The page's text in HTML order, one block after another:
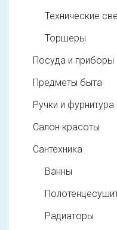
Технические
Торшеры
Посуда и приборы
Предметы быта
Ручки и фурнитура
Салон красоты
Сантехника
Ванны
Радиаторы